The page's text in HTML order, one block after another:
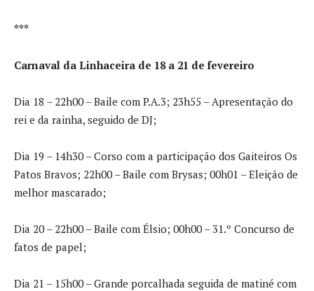
***
Carnaval da Linhaceira de 18 a 21 de fevereiro
Dia 18 – 22h00 – Baile com P.A.3; 23h55 – Apresentação do
rei e da rainha, seguido de DJ;
Dia 19 – 14h30 – Corso com a participação dos Gaiteiros Os
Patos Bravos; 22h00 – Baile com Brysas; 00h01 – Eleição de
melhor mascarado;
Dia 20 – 22h00 – Baile com Élsio; 00h00 – 31.º Concurso de
fatos de papel;
Dia 21 – 15h00 – Grande porcalhada seguida de matiné com